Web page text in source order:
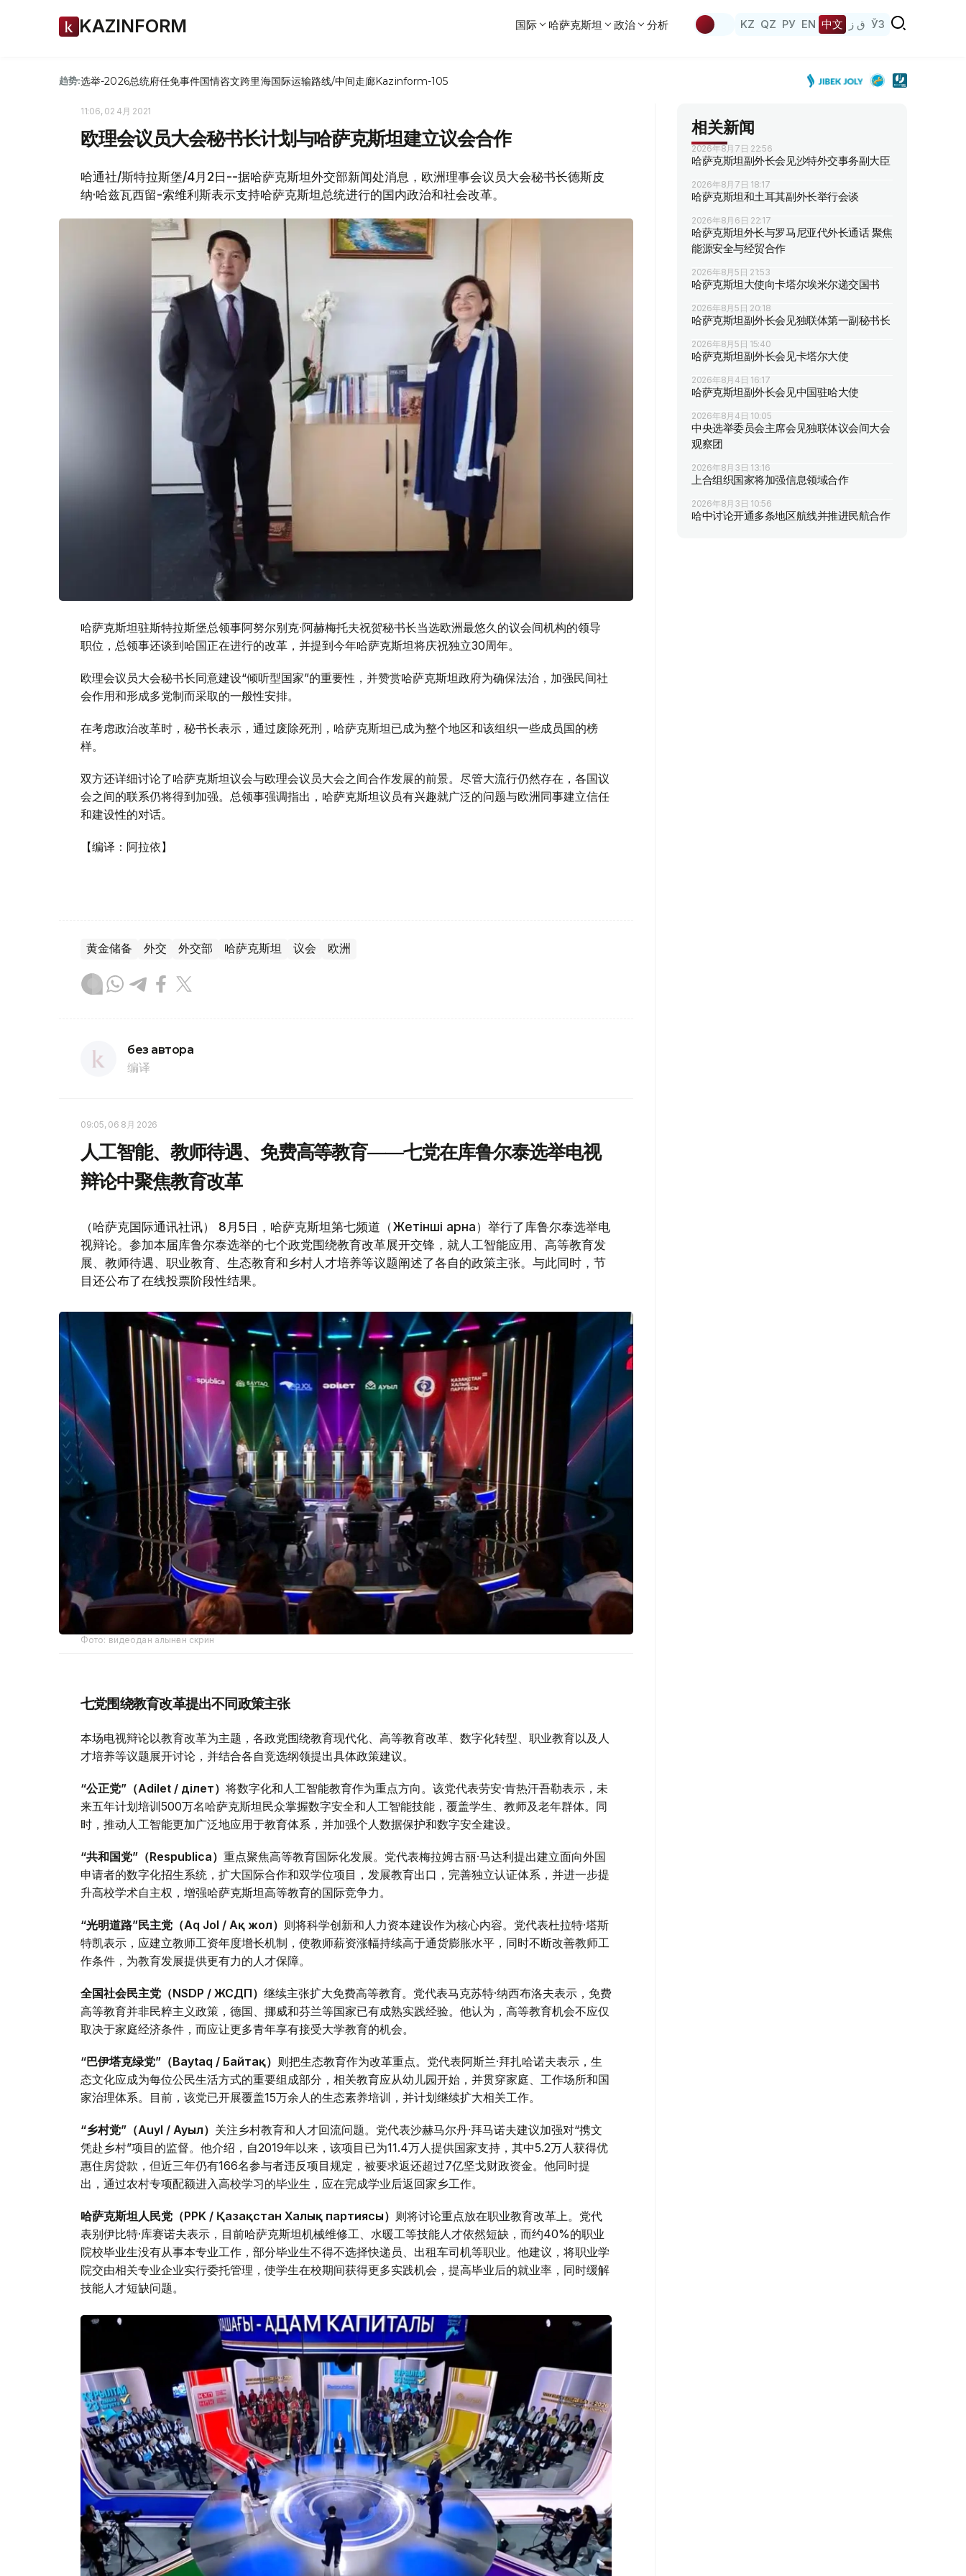
KAZINFORM 国际 哈萨克斯坦 政治 分析 KZ QZ РУ EN 中文 ق ز ЎЗ
趋势:选举-2026总统府任免事件国情咨文跨里海国际运输路线/中间走廊Kazinform-105
11:06, 02 4月 2021
欧理会议员大会秘书长计划与哈萨克斯坦建立议会合作
哈通社/斯特拉斯堡/4月2日--据哈萨克斯坦外交部新闻处消息，欧洲理事会议员大会秘书长德斯皮
纳·哈兹瓦西留-索维利斯表示支持哈萨克斯坦总统进行的国内政治和社会改革。
哈萨克斯坦驻斯特拉斯堡总领事阿努尔别克·阿赫梅托夫祝贺秘书长当选欧洲最悠久的议会间机构的领导
职位，总领事还谈到哈国正在进行的改革，并提到今年哈萨克斯坦将庆祝独立30周年。
欧理会议员大会秘书长同意建设“倾听型国家”的重要性，并赞赏哈萨克斯坦政府为确保法治，加强民间社
会作用和形成多党制而采取的一般性安排。
在考虑政治改革时，秘书长表示，通过废除死刑，哈萨克斯坦已成为整个地区和该组织一些成员国的榜
样。
双方还详细讨论了哈萨克斯坦议会与欧理会议员大会之间合作发展的前景。尽管大流行仍然存在，各国议
会之间的联系仍将得到加强。总领事强调指出，哈萨克斯坦议员有兴趣就广泛的问题与欧洲同事建立信任
和建设性的对话。
【编译：阿拉依】
黄金储备 外交 外交部 哈萨克斯坦 议会 欧洲
без автора
编译
09:05, 06 8月 2026
人工智能、教师待遇、免费高等教育——七党在库鲁尔泰选举电视
辩论中聚焦教育改革
（哈萨克国际通讯社讯） 8月5日，哈萨克斯坦第七频道（Жетінші арна）举行了库鲁尔泰选举电
视辩论。参加本届库鲁尔泰选举的七个政党围绕教育改革展开交锋，就人工智能应用、高等教育发
展、教师待遇、职业教育、生态教育和乡村人才培养等议题阐述了各自的政策主张。与此同时，节
目还公布了在线投票阶段性结果。
Фото: видеодан алынған скрин
七党围绕教育改革提出不同政策主张
本场电视辩论以教育改革为主题，各政党围绕教育现代化、高等教育改革、数字化转型、职业教育以及人
才培养等议题展开讨论，并结合各自竞选纲领提出具体政策建议。
“公正党”（Adilet / Әділет） 将数字化和人工智能教育作为重点方向。该党代表劳安·肯热汗吾勒表示，未
来五年计划培训500万名哈萨克斯坦民众掌握数字安全和人工智能技能，覆盖学生、教师及老年群体。同
时，推动人工智能更加广泛地应用于教育体系，并加强个人数据保护和数字安全建设。
“共和国党”（Respublica） 重点聚焦高等教育国际化发展。党代表梅拉姆古丽·马达利提出建立面向外国
申请者的数字化招生系统，扩大国际合作和双学位项目，发展教育出口，完善独立认证体系，并进一步提
升高校学术自主权，增强哈萨克斯坦高等教育的国际竞争力。
“光明道路”民主党（Aq Jol / Ақ жол） 则将科学创新和人力资本建设作为核心内容。党代表杜拉特·塔斯
特凯表示，应建立教师工资年度增长机制，使教师薪资涨幅持续高于通货膨胀水平，同时不断改善教师工
作条件，为教育发展提供更有力的人才保障。
全国社会民主党（NSDP / ЖСДП） 继续主张扩大免费高等教育。党代表马克苏特·纳西布洛夫表示，免费
高等教育并非民粹主义政策，德国、挪威和芬兰等国家已有成熟实践经验。他认为，高等教育机会不应仅
取决于家庭经济条件，而应让更多青年享有接受大学教育的机会。
“巴伊塔克绿党”（Baytaq / Байтақ） 则把生态教育作为改革重点。党代表阿斯兰·拜扎哈诺夫表示，生
态文化应成为每位公民生活方式的重要组成部分，相关教育应从幼儿园开始，并贯穿家庭、工作场所和国
家治理体系。目前，该党已开展覆盖15万余人的生态素养培训，并计划继续扩大相关工作。
“乡村党”（Auyl / Ауыл） 关注乡村教育和人才回流问题。党代表沙赫马尔丹·拜马诺夫建议加强对“携文
凭赴乡村”项目的监督。他介绍，自2019年以来，该项目已为11.4万人提供国家支持，其中5.2万人获得优
惠住房贷款，但近三年仍有166名参与者违反项目规定，被要求返还超过7亿坚戈财政资金。他同时提
出，通过农村专项配额进入高校学习的毕业生，应在完成学业后返回家乡工作。
哈萨克斯坦人民党（PPK / Қазақстан Халық партиясы） 则将讨论重点放在职业教育改革上。党代
表别伊比特·库赛诺夫表示，目前哈萨克斯坦机械维修工、水暖工等技能人才依然短缺，而约40%的职业
院校毕业生没有从事本专业工作，部分毕业生不得不选择快递员、出租车司机等职业。他建议，将职业学
院交由相关专业企业实行委托管理，使学生在校期间获得更多实践机会，提高毕业后的就业率，同时缓解
技能人才短缺问题。
相关新闻
2026年8月7日 22:56
哈萨克斯坦副外长会见沙特外交事务副大臣
2026年8月7日 18:17
哈萨克斯坦和土耳其副外长举行会谈
2026年8月6日 22:17
哈萨克斯坦外长与罗马尼亚代外长通话 聚焦
能源安全与经贸合作
2026年8月5日 21:53
哈萨克斯坦大使向卡塔尔埃米尔递交国书
2026年8月5日 20:18
哈萨克斯坦副外长会见独联体第一副秘书长
2026年8月5日 15:40
哈萨克斯坦副外长会见卡塔尔大使
2026年8月4日 16:17
哈萨克斯坦副外长会见中国驻哈大使
2026年8月4日 10:05
中央选举委员会主席会见独联体议会间大会
观察团
2026年8月3日 13:16
上合组织国家将加强信息领域合作
2026年8月3日 10:56
哈中讨论开通多条地区航线并推进民航合作